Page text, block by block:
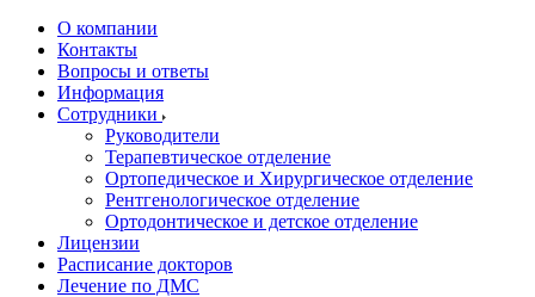
О компании
Контакты
Вопросы и ответы
Информация
Сотрудники
Руководители
Терапевтическое отделение
Ортопедическое и Хирургическое отделение
Рентгенологическое отделение
Ортодонтическое и детское отделение
Лицензии
Расписание докторов
Лечение по ДМС